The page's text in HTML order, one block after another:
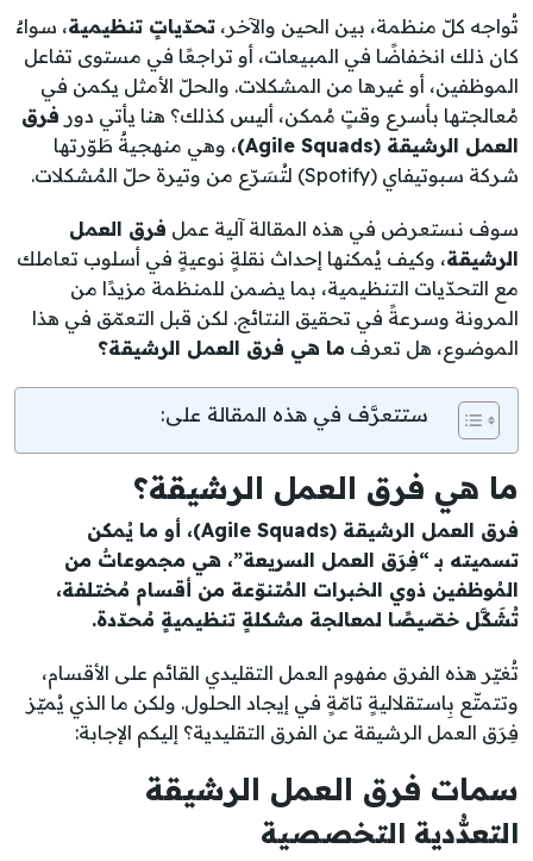
تُواجه كلّ منظمة، بين الحين والآخر، تحدّياتٍ تنظيمية، سواءٌ
كان ذلك انخفاضًا في المبيعات، أو تراجعًا في مستوى تفاعل
الموظفين، أو غيرها من المشكلات. والحلّ الأمثل يكمن في
مُعالجتها بأسرع وقتٍ مُمكن، أليس كذلك؟ هنا يأتي دور فرق
العمل الرشيقة (Agile Squads)
، وهي منهجيةٌ طَوّرتها
شركة سبوتيفاي (Spotify) لتُسَرّع من وتيرة حلّ المُشكلات.
سوف نستعرض في هذه المقالة آلية عمل فرق العمل
الرشيقة، وكيف يُمكنها إحداث نقلةٍ نوعيةٍ في أسلوب تعاملك
مع التحدّيات التنظيمية، بما يضمن للمنظمة مزيدًا من
المرونة وسرعةً في تحقيق النتائج. لكن قبل التعمّق في هذا
الموضوع، هل تعرف ما هي فرق العمل الرشيقة؟
ستتعرَّف في هذه المقالة على:
ما هي فرق العمل الرشيقة؟
فرق العمل الرشيقة (Agile Squads)، أو ما يُمكن
تسميته بـ “فِرَق العمل السريعة”، هي مجموعاتٌ من
المُوظفين ذوي الخبرات المُتنوّعة من أقسام مُختلفة،
تُشَكَّل خصّيصًا لمعالجة مشكلةٍ تنظيميةٍ مُحدّدة.
تُغيّر هذه الفرق مفهوم العمل التقليدي القائم على الأقسام،
وتتمتّع بِاستقلاليةٍ تامّةٍ في إيجاد الحلول. ولكن ما الذي يُميّز
فِرَق العمل الرشيقة عن الفرق التقليدية؟ إليكم الإجابة:
سمات فرق العمل الرشيقة
التعدُّدية التخصصية